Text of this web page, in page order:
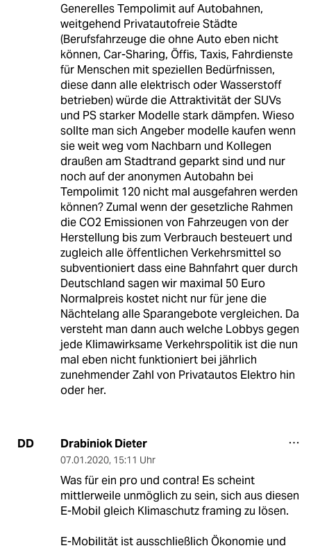
Generelles Tempolimit auf Autobahnen,
weitgehend Privatautofreie Städte
(Berufsfahrzeuge die ohne Auto eben nicht
können, Car-Sharing, Öffis, Taxis, Fahrdienste
für Menschen mit speziellen Bedürfnissen,
diese dann alle elektrisch oder Wasserstoff
betrieben) würde die Attraktivität der SUVs
und PS starker Modelle stark dämpfen. Wieso
sollte man sich Angeber modelle kaufen wenn
sie weit weg vom Nachbarn und Kollegen
draußen am Stadtrand geparkt sind und nur
noch auf der anonymen Autobahn bei
Tempolimit 120 nicht mal ausgefahren werden
können? Zumal wenn der gesetzliche Rahmen
die CO2 Emissionen von Fahrzeugen von der
Herstellung bis zum Verbrauch besteuert und
zugleich alle öffentlichen Verkehrsmittel so
subventioniert dass eine Bahnfahrt quer durch
Deutschland sagen wir maximal 50 Euro
Normalpreis kostet nicht nur für jene die
Nächtelang alle Sparangebote vergleichen. Da
versteht man dann auch welche Lobbys gegen
jede Klimawirksame Verkehrspolitik ist die nun
mal eben nicht funktioniert bei jährlich
zunehmender Zahl von Privatautos Elektro hin
oder her.
DD Drabiniok Dieter
07.01.2020, 15:11 Uhr
Was für ein pro und contra! Es scheint
mittlerweile unmöglich zu sein, sich aus diesen
E-Mobil gleich Klimaschutz framing zu lösen.
E-Mobilität ist ausschließlich Ökonomie und